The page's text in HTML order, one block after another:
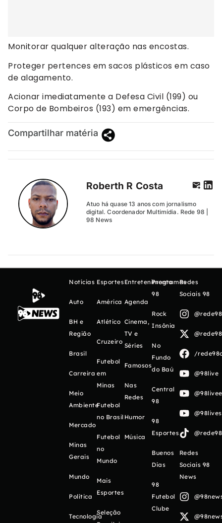
Monitorar qualquer alteração nas encostas.
Proteger pertences em sacos plásticos em caso
de alagamento.
Acionar imediatamente a Defesa Civil (199) ou
Corpo de Bombeiros (193) em emergências.
Compartilhar matéria
Roberth R Costa
Atuo há quase 13 anos com jornalismo
digital. Coordenador Multimídia. Rede 98 |
98 News
Notícias
Auto
BH e
Região
Brasil
Carreira
Meio
Ambiente
Mercado
Minas
Gerais
Mundo
Política
Tecnologia
Esportes
América
Atlético
Cruzeiro
Futebol
em
Minas
Futebol
no Brasil
Futebol
no
Mundo
Mais
Esportes
Seleção
Entretenimento
Agenda
Cinema,
TV e
Séries
Famosos
Nas
Redes
Humor
Música
Programas
98
Rock
Insônia
No
Fundo
do Baú
Central
98
98
Esportes
Buenos
Días
98
Futebol
Clube
Redes
Sociais 98
/
@98live
Redes
Sociais 98
News